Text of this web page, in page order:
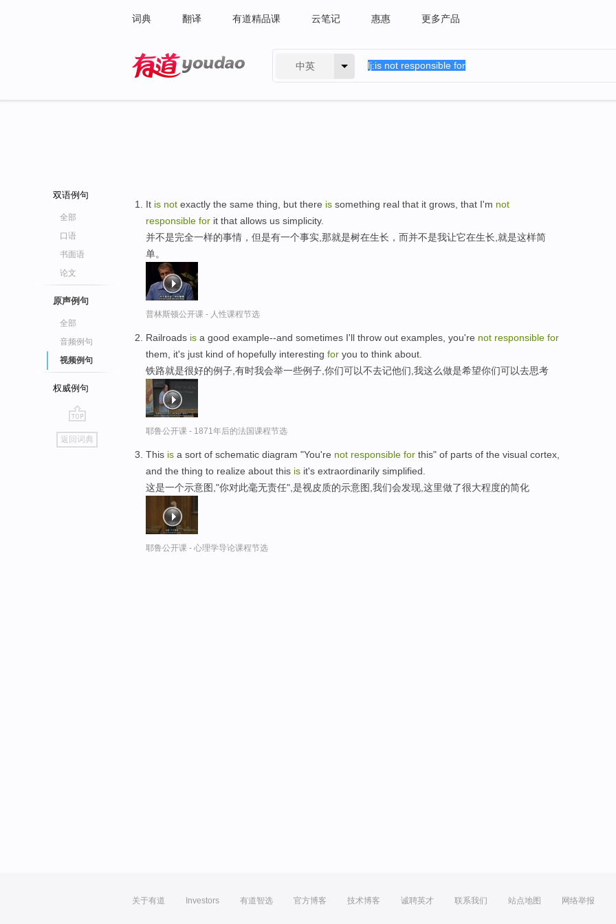
词典 翻译 有道精品课 云笔记 惠惠 更多产品
中英
双语例句
全部
口语
书面语
论文
原声例句
全部
音频例句
视频例句
权威例句
go
top
返回词典
It is not exactly the same thing, but there is something real that it grows, that I'm not
responsible for it that allows us simplicity.
并不是完全一样的事情，但是有一个事实,那就是树在生长，而并不是我让它在生长,就是这样简
单。
普林斯顿公开课 - 人性课程节选
Railroads is a good example--and sometimes I'll throw out examples, you're not responsible for
them, it's just kind of hopefully interesting for you to think about.
铁路就是很好的例子,有时我会举一些例子,你们可以不去记他们,我这么做是希望你们可以去思考
耶鲁公开课 - 1871年后的法国课程节选
This is a sort of schematic diagram "You're not responsible for this" of parts of the visual cortex,
and the thing to realize about this is it's extraordinarily simplified.
这是一个示意图,"你对此毫无责任",是视皮质的示意图,我们会发现,这里做了很大程度的简化
耶鲁公开课 - 心理学导论课程节选
关于有道 Investors 有道智选 官方博客 技术博客 诚聘英才 联系我们 站点地图 网络举报